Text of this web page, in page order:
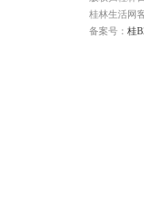
桂林生活网
备案号： 桂